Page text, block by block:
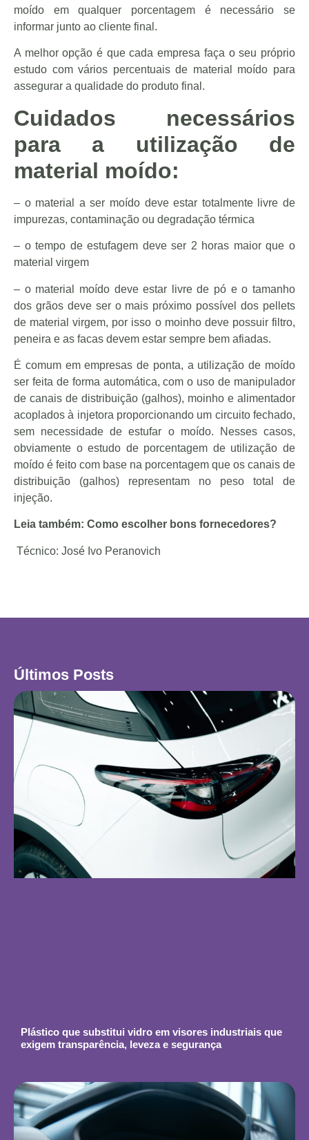
moído em qualquer porcentagem é necessário se
informar junto ao cliente final.
A melhor opção é que cada empresa faça o seu próprio
estudo com vários percentuais de material moído para
assegurar a qualidade do produto final.
Cuidados necessários
para a utilização de
material moído:
– o material a ser moído deve estar totalmente livre de
impurezas, contaminação ou degradação térmica
– o tempo de estufagem deve ser 2 horas maior que o
material virgem
– o material moído deve estar livre de pó e o tamanho
dos grãos deve ser o mais próximo possível dos pellets
de material virgem, por isso o moinho deve possuir filtro,
peneira e as facas devem estar sempre bem afiadas.
É comum em empresas de ponta, a utilização de moído
ser feita de forma automática, com o uso de manipulador
de canais de distribuição (galhos), moinho e alimentador
acoplados à injetora proporcionando um circuito fechado,
sem necessidade de estufar o moído. Nesses casos,
obviamente o estudo de porcentagem de utilização de
moído é feito com base na porcentagem que os canais de
distribuição (galhos) representam no peso total de
injeção.
Leia também: Como escolher bons fornecedores?
Técnico: José Ivo Peranovich
Últimos Posts
Plástico que substitui vidro em visores industriais que
exigem transparência, leveza e segurança